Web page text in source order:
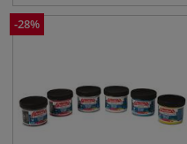
-28%